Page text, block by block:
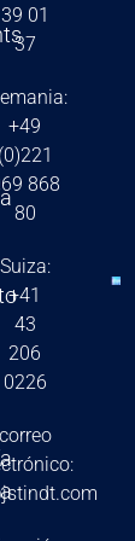
39 01
37
+49
(0)221
868
80
Suiza:
+41
43
206
0226
correo